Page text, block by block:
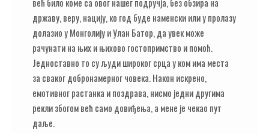
државу, веру, нацију, ко год буде наменски или у пролазу
долазио у Монголију и Улан Батор, да увек може
рачунати на њих и њихово гостопримство и помоћ.
Једноставно то су људи широког срца у ком има места
за сваког добронамерног човека. Након искрено,
емотивног растанка и поздрава, нисмо једни другима
рекли збогом већ само довиђења, а мене је чекао пут
даље.